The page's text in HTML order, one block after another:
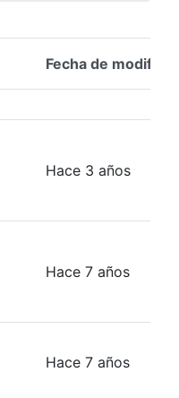
Fecha de
Hace 3 años
Hace 7 años
Hace 7 años